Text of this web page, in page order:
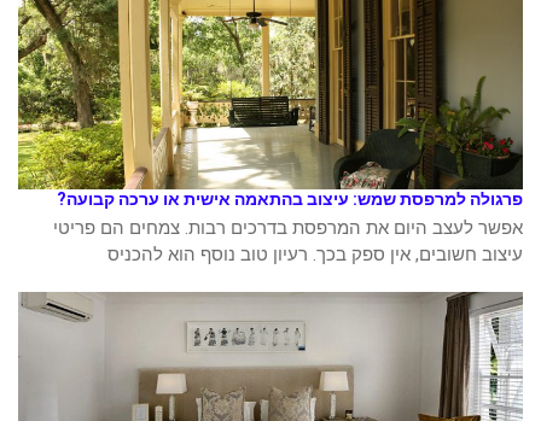
פרגולה למרפסת שמש: עיצוב בהתאמה אישית או ערכה קבועה?
אפשר לעצב היום את המרפסת בדרכים רבות. צמחים הם פריטי
עיצוב חשובים, אין ספק בכך. רעיון טוב נוסף הוא להכניס